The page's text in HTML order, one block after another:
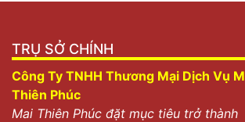
TRỤ SỞ CHÍNH
Công Ty TNHH Thương Mại Dịch Vụ
Thiên Phúc
Mai Thiên Phúc đặt mục tiêu trở thành